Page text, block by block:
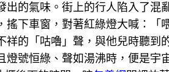
的氣味。街上的行人陷入了混
下車窗，對著紅綠燈大喊：「
的「咕嚕」聲，與他兒時聽到
燈號恒綠、聲如湯沸時，便是宇